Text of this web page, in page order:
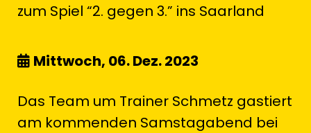
zum Spiel “2. gegen 3.” ins Saarland
Mittwoch, 06. Dez. 2023
Das Team um Trainer Schmetz gastiert
am kommenden Samstagabend bei